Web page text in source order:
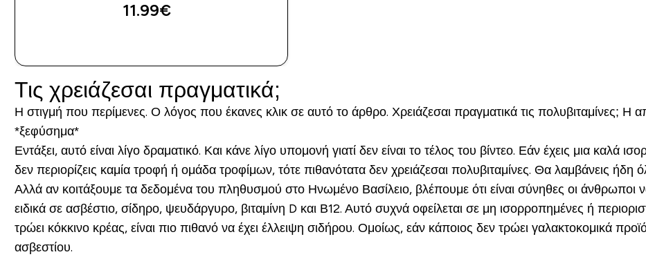
11.99€‎
Τις χρειάζεσαι πραγματικά;
Η στιγμή που περίμενες. Ο λόγος που έκανες κλικ σε αυτό το άρθρο. Χρειάζεσαι πραγματικά τις πολυβιταμίνες; Η
*ξεφύσημα*
Εντάξει, αυτό είναι λίγο δραματικό. Και κάνε λίγο υπομονή γιατί δεν είναι το τέλος του βίντεο. Εάν έχεις μια καλά
δεν περιορίζεις καμία τροφή ή ομάδα τροφίμων, τότε πιθανότατα δεν χρειάζεσαι πολυβιταμίνες. Θα λαμβάνεις
Αλλά αν κοιτάξουμε τα δεδομένα του πληθυσμού στο Ηνωμένο Βασίλειο, βλέπουμε ότι είναι σύνηθες οι άνθρωποι
ειδικά σε ασβέστιο, σίδηρο, ψευδάργυρο, βιταμίνη D και Β12. Αυτό συχνά οφείλεται σε μη ισορροπημένες ή
τρώει κόκκινο κρέας, είναι πιο πιθανό να έχει έλλειψη σιδήρου. Ομοίως, εάν κάποιος δεν τρώει γαλακτοκομικά
ασβεστίου.